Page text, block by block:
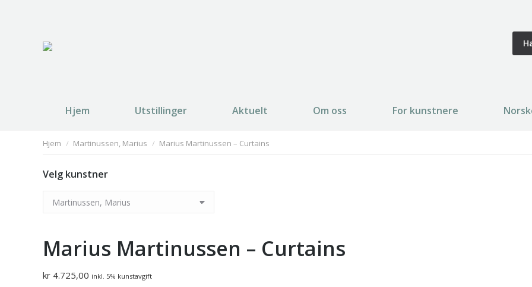
Hjem Utstillinger Aktuelt Om oss For kunstnere
You are here:
Hjem Martinussen, Marius Marius Martinussen – Curtains
Velg kunstner
Marius Martinussen – Curtains
kr 4.725,00 inkl. 5% kunstavgift